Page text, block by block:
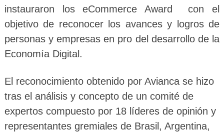
instauraron los eCommerce Award con el
objetivo de reconocer los avances y logros de
personas y empresas en pro del desarrollo de la
Economía Digital.
El reconocimiento obtenido por Avianca se hizo
tras el análisis y concepto de un comité de
expertos compuesto por 18 líderes de opinión y
representantes gremiales de Brasil, Argentina,